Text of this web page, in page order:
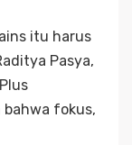
itu harus
Pasya,
bahwa fokus,